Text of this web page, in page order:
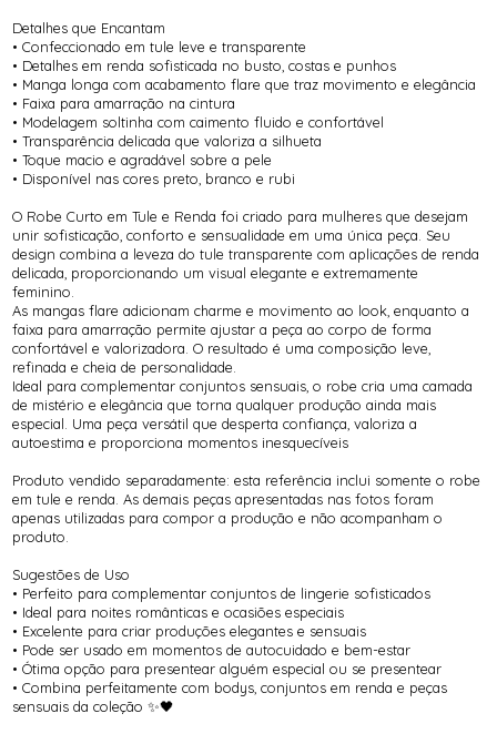
Detalhes que Encantam
• Confeccionado em tule leve e transparente
• Detalhes em renda sofisticada no busto, costas e punhos
• Manga longa com acabamento flare que traz movimento e elegância
• Faixa para amarração na cintura
• Modelagem soltinha com caimento fluido e confortável
• Transparência delicada que valoriza a silhueta
• Toque macio e agradável sobre a pele
• Disponível nas cores preto, branco e rubi
O Robe Curto em Tule e Renda foi criado para mulheres que desejam
unir sofisticação, conforto e sensualidade em uma única peça. Seu
design combina a leveza do tule transparente com aplicações de renda
delicada, proporcionando um visual elegante e extremamente
feminino.
As mangas flare adicionam charme e movimento ao look, enquanto a
faixa para amarração permite ajustar a peça ao corpo de forma
confortável e valorizadora. O resultado é uma composição leve,
refinada e cheia de personalidade.
Ideal para complementar conjuntos sensuais, o robe cria uma camada
de mistério e elegância que torna qualquer produção ainda mais
especial. Uma peça versátil que desperta confiança, valoriza a
autoestima e proporciona momentos inesquecíveis
Produto vendido separadamente: esta referência inclui somente o robe
em tule e renda. As demais peças apresentadas nas fotos foram
apenas utilizadas para compor a produção e não acompanham o
produto.
Sugestões de Uso
• Perfeito para complementar conjuntos de lingerie sofisticados
• Ideal para noites românticas e ocasiões especiais
• Excelente para criar produções elegantes e sensuais
• Pode ser usado em momentos de autocuidado e bem-estar
• Ótima opção para presentear alguém especial ou se presentear
• Combina perfeitamente com bodys, conjuntos em renda e peças
sensuais da coleção ✨🖤